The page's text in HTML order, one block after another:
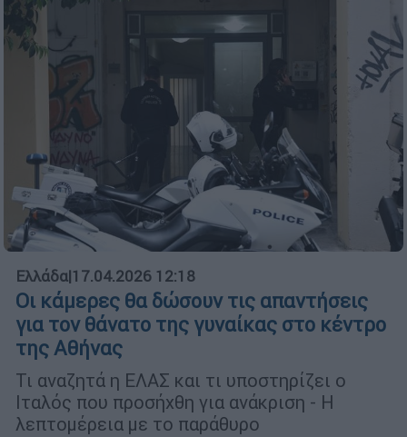
Ελλάδα|17.04.2026 12:18
Οι κάμερες θα δώσουν τις απαντήσεις
για τον θάνατο της γυναίκας στο κέντρο
της Αθήνας
Τι αναζητά η ΕΛΑΣ και τι υποστηρίζει ο
Ιταλός που προσήχθη για ανάκριση - Η
λεπτομέρεια με το παράθυρο